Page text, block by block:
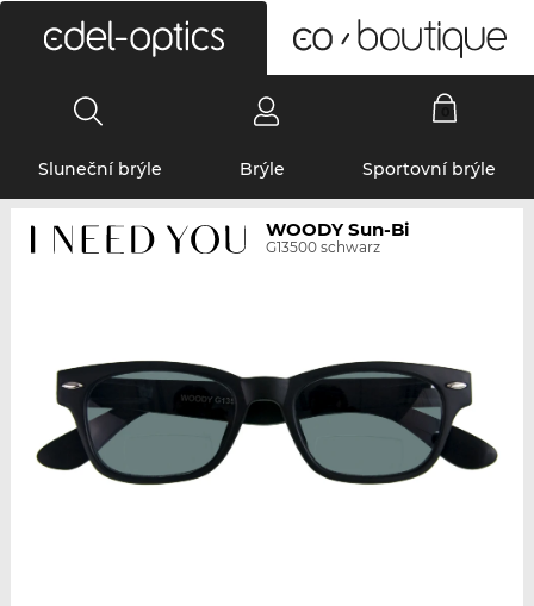
Sluneční brýle Brýle Sportovní brýle
WOODY Sun-Bi
G13500 schwarz